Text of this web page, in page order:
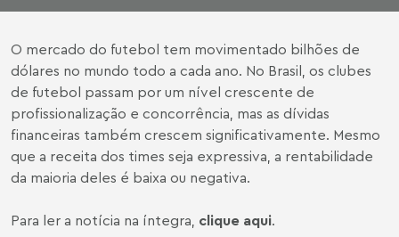
O mercado do futebol tem movimentado bilhões de
dólares no mundo todo a cada ano. No Brasil, os clubes
de futebol passam por um nível crescente de
profissionalização e concorrência, mas as dívidas
financeiras também crescem significativamente. Mesmo
que a receita dos times seja expressiva, a rentabilidade
da maioria deles é baixa ou negativa.
Para ler a notícia na íntegra, clique aqui.